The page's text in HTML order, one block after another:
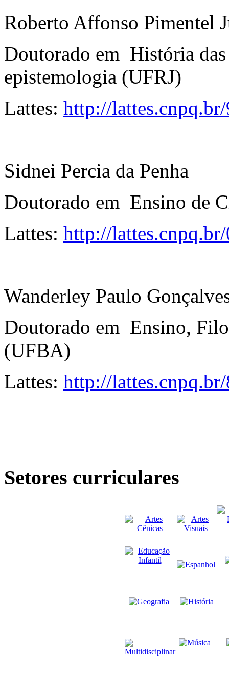
Roberto Affonso Pimentel
Doutorado em História
epistemologia (UFRJ)
Lattes: http://
Sidnei Percia da Penha
Doutorado em Ensino de
Lattes: http://
Wanderley Paulo
Doutorado em Ensino,
(UFBA)
Lattes: http://
Setores curriculares